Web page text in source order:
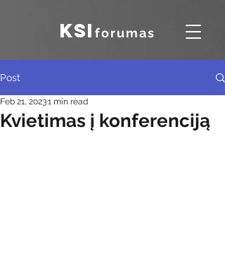
KSI forumas
Post
Kvietimas į konferenciją
Feb 21, 20231 min read